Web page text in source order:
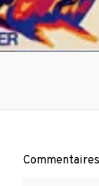
Commentaires